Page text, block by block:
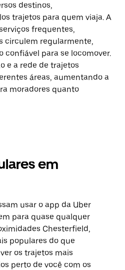
destinos,
trajetos para quem viaja. A
frequentes,
circulem regularmente,
confiável para se locomover.
e a rede de trajetos
áreas, aumentando a
moradores quanto
em
usar o app da Uber
para quase qualquer
Chesterfield,
populares do que
os trajetos mais
perto de você com os